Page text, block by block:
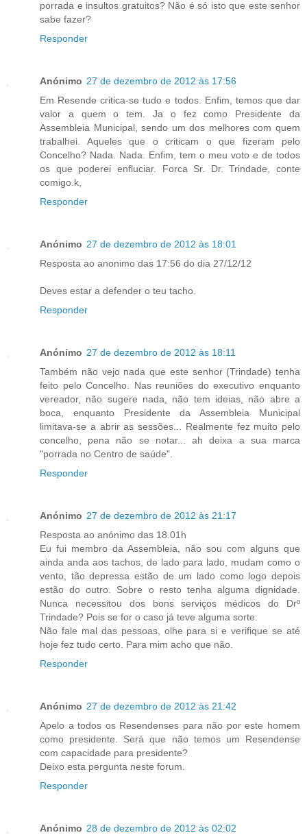
porrada e insultos gratuitos? Não é só isto que este senhor
sabe fazer?
Responder
Anónimo 27 de dezembro de 2012 às 17:56
Em Resende critica-se tudo e todos. Enfim, temos que dar
valor a quem o tem. Ja o fez como Presidente da
Assembleia Municipal, sendo um dos melhores com quem
trabalhei. Aqueles que o criticam o que fizeram pelo
Concelho? Nada. Nada. Enfim, tem o meu voto e de todos
os que poderei enfluciar. Forca Sr. Dr. Trindade, conte
comigo.k,
Responder
Anónimo 27 de dezembro de 2012 às 18:01
Resposta ao anonimo das 17:56 do dia 27/12/12
Deves estar a defender o teu tacho.
Responder
Anónimo 27 de dezembro de 2012 às 18:11
Também não vejo nada que este senhor (Trindade) tenha
feito pelo Concelho. Nas reuniões do executivo enquanto
vereador, não sugere nada, não tem ideias, não abre a
boca, enquanto Presidente da Assembleia Municipal
limitava-se a abrir as sessões... Realmente fez muito pelo
concelho, pena não se notar... ah deixa a sua marca
"porrada no Centro de saúde".
Responder
Anónimo 27 de dezembro de 2012 às 21:17
Resposta ao anónimo das 18.01h
Eu fui membro da Assembleia, não sou com alguns que
ainda anda aos tachos, de lado para lado, mudam como o
vento, tão depressa estão de um lado como logo depois
estão do outro. Sobre o resto tenha alguma dignidade.
Nunca necessitou dos bons serviços médicos do Drº
Trindade? Pois se for o caso já teve alguma sorte.
Não fale mal das pessoas, olhe para si e verifique se até
hoje fez tudo certo. Para mim acho que não.
Responder
Anónimo 27 de dezembro de 2012 às 21:42
Apelo a todos os Resendenses para não por este homem
como presidente. Será que não temos um Resendense
com capacidade para presidente?
Deixo esta pergunta neste forum.
Responder
Anónimo 28 de dezembro de 2012 às 02:02